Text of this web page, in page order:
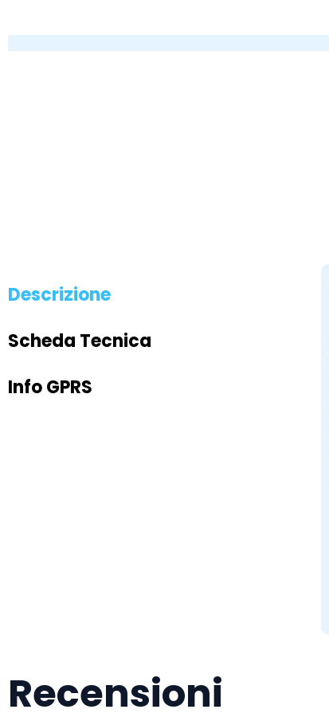
Descrizione
Scheda Tecnica
Info GPRS
Recensioni